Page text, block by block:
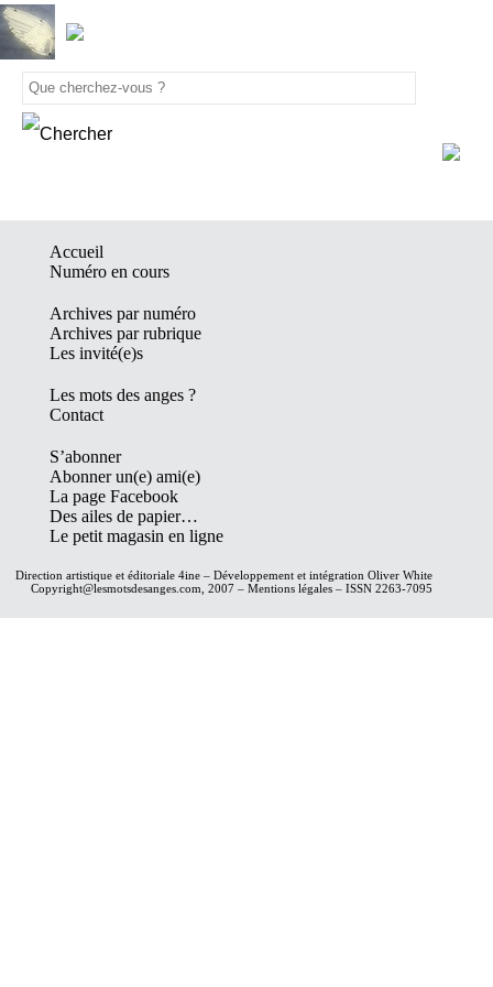
Accueil
Numéro en cours
Archives par numéro
Archives par rubrique
Les invité(e)s
Les mots des anges ?
Contact
S’abonner
Abonner un(e) ami(e)
La page Facebook
Des ailes de papier…
Le petit magasin en ligne
Direction artistique et éditoriale 4ine – Développement et intégration Oliver White
Copyright@lesmotsdesanges.com, 2007 – Mentions légales – ISSN 2263-7095